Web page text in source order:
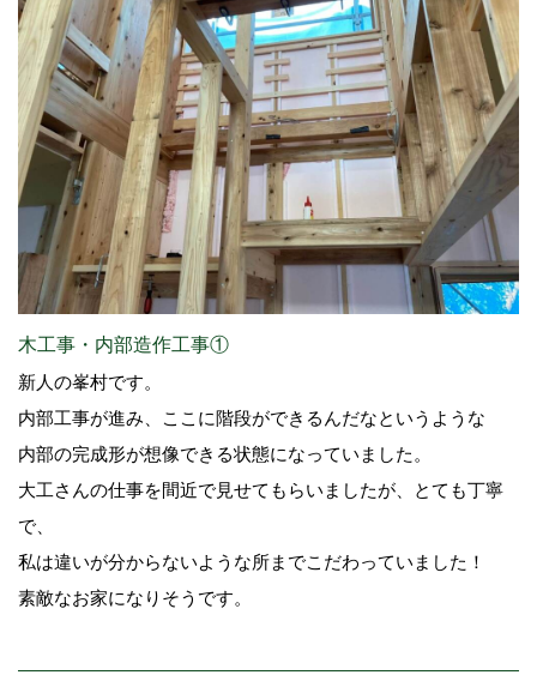
木工事・内部造作工事①
新人の峯村です。
内部工事が進み、ここに階段ができるんだなというような
内部の完成形が想像できる状態になっていました。
大工さんの仕事を間近で見せてもらいましたが、とても丁寧
で、
私は違いが分からないような所までこだわっていました！
素敵なお家になりそうです。